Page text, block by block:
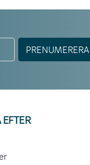
PRENUMERERA